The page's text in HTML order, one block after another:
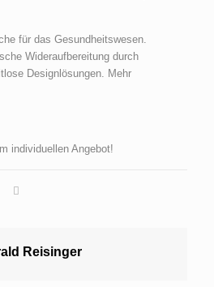
für das Gesundheitswesen.
Wideraufbereitung durch
Designlösungen. Mehr
individuellen Angebot!
Reisinger